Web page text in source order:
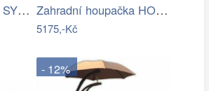
Zahradní houpačka SYLVA Rojaplast Zahradní houpačka HOLLYWOOD ROJAPLAST
5175,-Kč
- 12%